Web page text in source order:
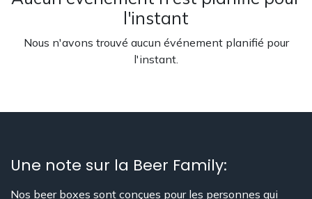
l'instant
Nous n'avons trouvé aucun événement planifié pour
l'instant.
Une note sur la Beer Family:
Nos beer boxes sont conçues pour les personnes qui